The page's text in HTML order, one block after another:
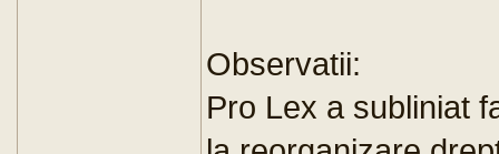
Observatii:
Pro Lex a subliniat